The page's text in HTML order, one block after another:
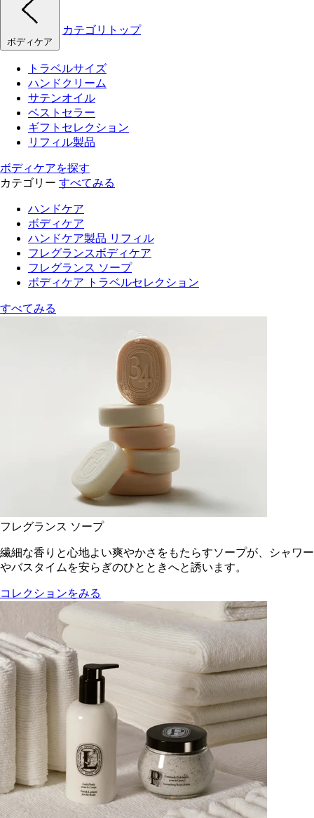
ボディケア
カテゴリトップ
トラベルサイズ
ハンドクリーム
サテンオイル
ベストセラー
ギフトセレクション
リフィル製品
ボディケアを探す
カテゴリー すべてみる
ハンドケア
ボディケア
ハンドケア製品 リフィル
フレグランスボディケア
フレグランス ソープ
ボディケア トラベルセレクション
すべてみる
フレグランス ソープ
繊細な香りと心地よい爽やかさをもたらすソープが、シャワー
やバスタイムを安らぎのひとときへと誘います。
コレクションをみる